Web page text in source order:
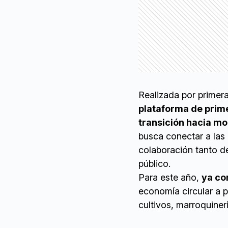
Realizada por
plataforma de
transición hacia
busca conectar a
colaboración tanto
público.
Para este año, ya
economía circular a
cultivos,